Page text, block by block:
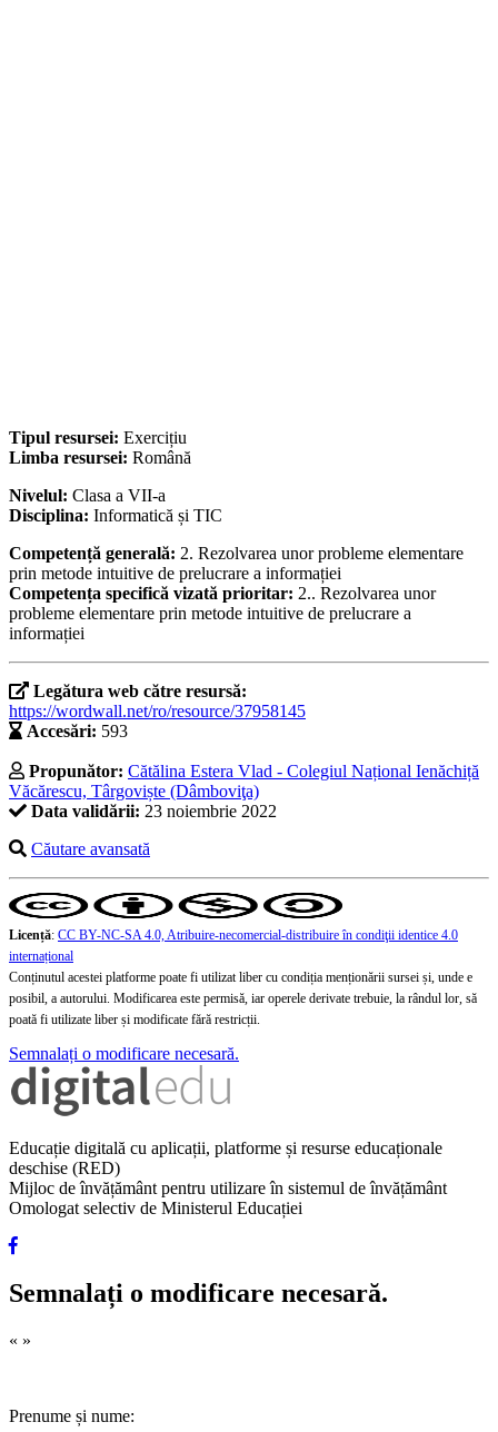
Tipul resursei: Exercițiu
Limba resursei: Română
Nivelul: Clasa a VII-a
Disciplina: Informatică și TIC
Competență generală: 2. Rezolvarea unor probleme elementare
prin metode intuitive de prelucrare a informației
Competența specifică vizată prioritar: 2.. Rezolvarea unor
probleme elementare prin metode intuitive de prelucrare a
informației
Legătura web către resursă:
https://wordwall.net/ro/resource/37958145
Accesări: 593
Propunător: Cătălina Estera Vlad - Colegiul Național Ienăchiță
Văcărescu, Târgoviște (Dâmboviţa)
Data validării: 23 noiembrie 2022
Căutare avansată
Licență: CC BY-NC-SA 4.0, Atribuire-necomercial-distribuire în condiţii identice 4.0
internațional
Conținutul acestei platforme poate fi utilizat liber cu condiția menționării sursei și, unde e
posibil, a autorului. Modificarea este permisă, iar operele derivate trebuie, la rândul lor, să
poată fi utilizate liber și modificate fără restricții.
Semnalați o modificare necesară.
Educație digitală cu aplicații, platforme și resurse educaționale
deschise (RED)
Mijloc de învățământ pentru utilizare în sistemul de învățământ
Omologat selectiv de Ministerul Educației
Semnalați o modificare necesară.
« »
Prenume și nume: